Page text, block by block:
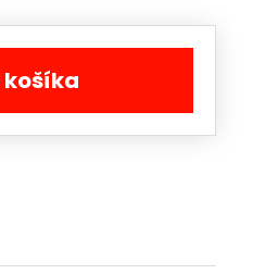
košíka